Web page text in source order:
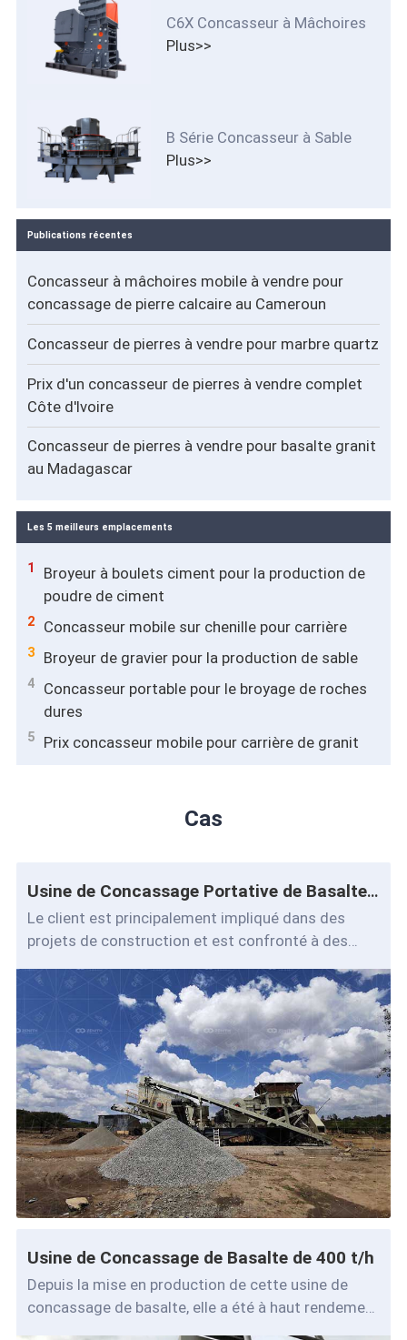
C6X Concasseur à Mâchoires
Plus>>
B Série Concasseur à Sable
Plus>>
Publications récentes
Concasseur à mâchoires mobile à vendre pour
concassage de pierre calcaire au Cameroun
Concasseur de pierres à vendre pour marbre quartz
Prix d'un concasseur de pierres à vendre complet
Côte d'Ivoire
Concasseur de pierres à vendre pour basalte granit
au Madagascar
Les 5 meilleurs emplacements
1
Broyeur à boulets ciment pour la production de
poudre de ciment
2 Concasseur mobile sur chenille pour carrière
3 Broyeur de gravier pour la production de sable
4
Concasseur portable pour le broyage de roches
dures
5 Prix concasseur mobile pour carrière de granit
Cas
Usine de Concassage Portative de Basalte de L'Ethiopie 100-150 Tph
Le client est principalement impliqué dans des
projets de construction et est confronté à des
Usine de Concassage de Basalte de 400 t/h
Depuis la mise en production de cette usine de
concassage de basalte, elle a été à haut rendement